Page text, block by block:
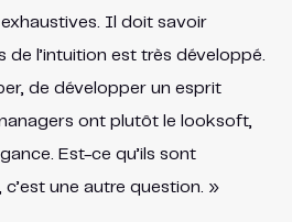
Il doit savoir
de l’intuition est très développé.
de développer un esprit
ont plutôt le looksoft,
Est-ce qu’ils sont
une autre question. »